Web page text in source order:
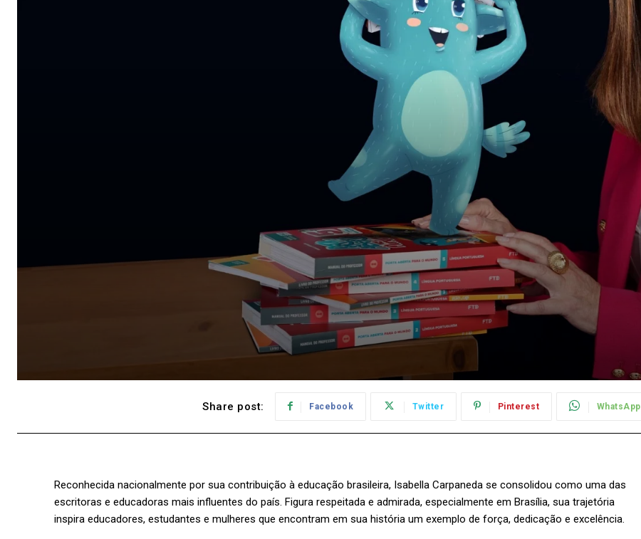
Share post: Facebook Twitter Pinterest WhatsApp
Reconhecida nacionalmente por sua contribuição à educação brasileira, Isabella Carpaneda se consolidou como uma das
escritoras e educadoras mais influentes do país. Figura respeitada e admirada, especialmente em Brasília, sua trajetória
inspira educadores, estudantes e mulheres que encontram em sua história um exemplo de força, dedicação e excelência.